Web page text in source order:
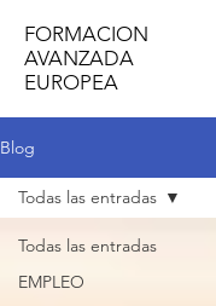
FORMACION
AVANZADA
EUROPEA
Blog
Todas las entradas
EMPLEO
Todas las entradas